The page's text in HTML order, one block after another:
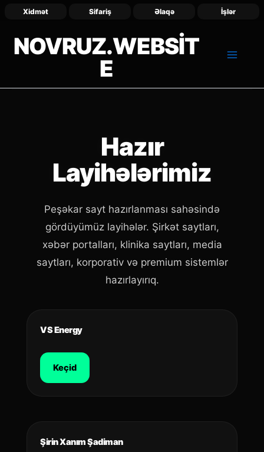
Xidmət Sifariş Əlaqə İşlər
NOVRUZ.WEBSIT
E
Hazır
Layihələrimiz
Peşəkar sayt hazırlanması sahəsində
gördüyümüz layihələr. Şirkət saytları,
xəbər portalları, klinika saytları, media
saytları, korporativ və premium sistemlər
hazırlayırıq.
VS Energy
Keçid
Şirin Xanım Şadiman